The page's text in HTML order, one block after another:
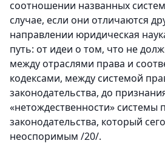
соотношении названных
случае, если они отличаются
направлении юридическая
путь: от идеи о том, что не
между отраслями права и
кодексами, между системой
законодательства, до
«нетождественности» системы
законодательства, который
неоспоримым /20/.